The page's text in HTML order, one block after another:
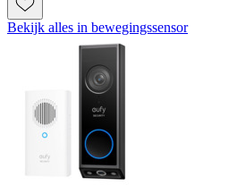
Bekijk alles in bewegingssensor